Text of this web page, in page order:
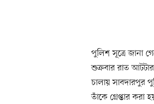
পুলিশ সূত্রে জানা
শুক্রবার রাত
চালায় সাবদারপুর
তাঁকে গ্রেপ্তার